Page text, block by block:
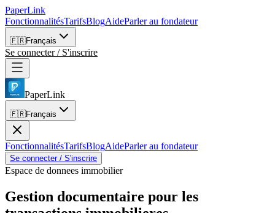
PaperLink
FonctionnalitésTarifsBlogAideParler au fondateur
🇫🇷Français
Se connecter / S'inscrire
PaperLink
🇫🇷Français
FonctionnalitésTarifsBlogAideParler au fondateur
Se connecter / S'inscrire
Espace de donnees immobilier
Gestion documentaire pour les